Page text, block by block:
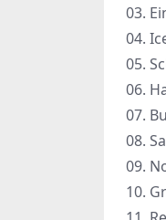
03.
04.
05.
06.
07.
08.
09.
10.